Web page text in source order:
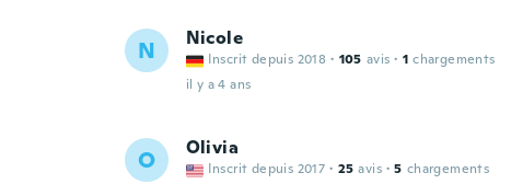
N Nicole
Inscrit depuis 2018 · 105 avis · 1 chargements
il y a 4 ans
O Olivia
Inscrit depuis 2017 · 25 avis · 5 chargements